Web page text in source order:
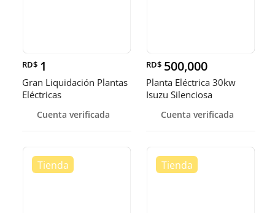
RD$ 1
Gran Liquidación Plantas
Eléctricas
Cuenta verificada
RD$ 500,000
Planta Eléctrica 30kw
Isuzu Silenciosa
Cuenta verificada